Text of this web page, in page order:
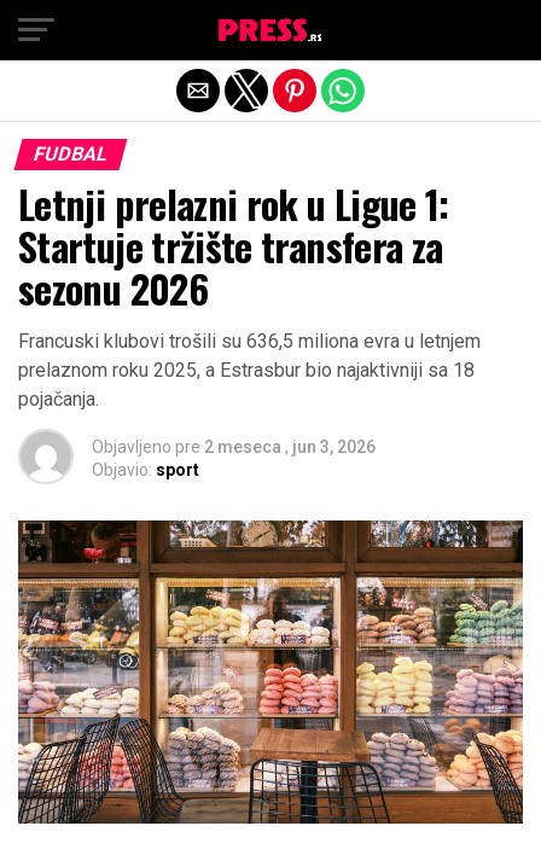
FUDBAL
Letnji prelazni rok u Ligue 1:
Startuje tržište transfera za
sezonu 2026
Francuski klubovi trošili su 636,5 miliona evra u letnjem
prelaznom roku 2025, a Estrasbur bio najaktivniji sa 18
pojačanja.
Objavljeno pre 2 meseca , jun 3, 2026
Objavio: sport
Exit mobile version